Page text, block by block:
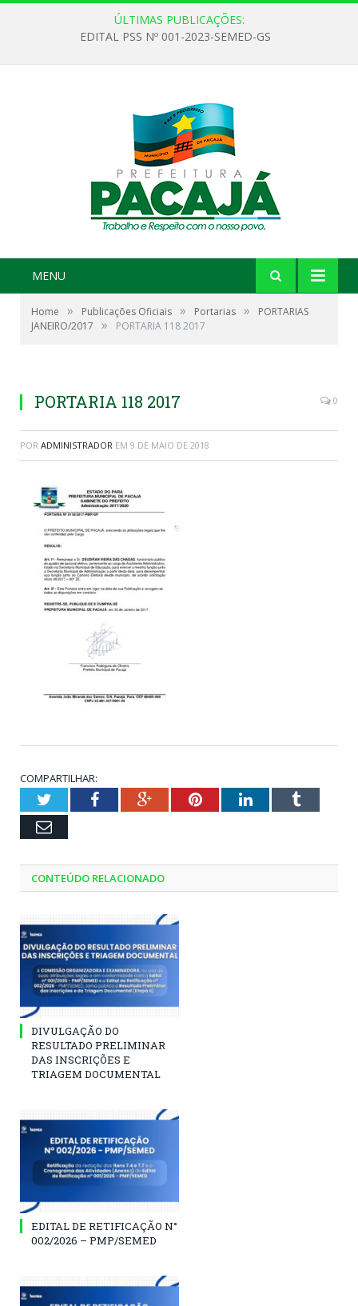
ÚLTIMAS PUBLICAÇÕES:
EDITAL PSS Nº 001-2023-SEMED-GS
MENU
Home » Publicações Oficiais » Portarias »
PORTARIAS
JANEIRO/2017
» PORTARIA 118 2017
PORTARIA 118 2017 0
POR ADMINISTRADOR EM 9 DE MAIO DE 2018
COMPARTILHAR:
TwitterFacebookGoogle+PinterestLinkedInTumblr
Email
CONTEÚDO RELACIONADO
DIVULGAÇÃO DO
RESULTADO PRELIMINAR
DAS INSCRIÇÕES E
TRIAGEM DOCUMENTAL
EDITAL DE RETIFICAÇÃO N°
002/2026 – PMP/SEMED